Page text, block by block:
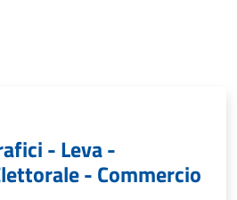
- Leva -
- Commercio